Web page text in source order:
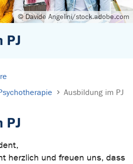
© Davide Angelini/stock.adobe.com
PJ
Ausbildung im PJ
PJ
herzlich und freuen uns, dass